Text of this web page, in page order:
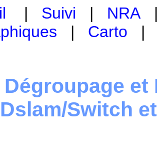
| Suivi | NRA
| Carto
Dégroupage et
Dslam/Switch